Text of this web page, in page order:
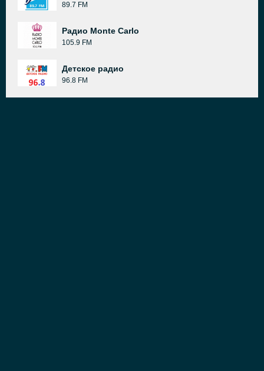
89.7 FM
Радио Monte Carlo
105.9 FM
Детское радио
96.8 FM